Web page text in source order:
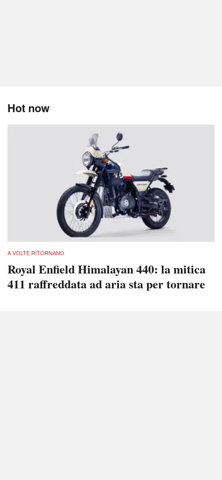
Hot now
A VOLTE RITORNANO
Royal Enfield Himalayan 440: la mitica
411 raffreddata ad aria sta per tornare